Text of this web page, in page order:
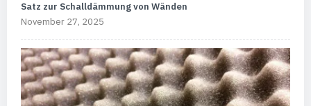
Satz zur Schalldämmung von Wänden
November 27, 2025